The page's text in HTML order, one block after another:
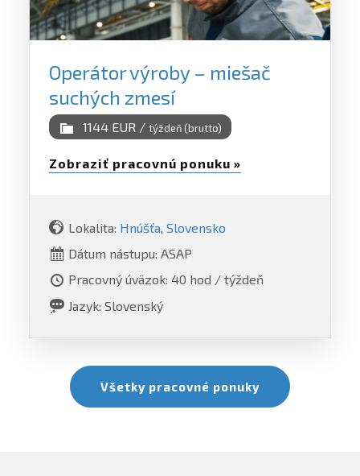
Operátor výroby – miešač
suchých zmesí
1144 EUR / týždeň (brutto)
Zobraziť pracovnú ponuku »
Lokalita: Hnúšťa, Slovensko
Dátum nástupu: ASAP
Pracovný úväzok: 40 hod / týždeň
Jazyk: Slovenský
Všetky pracovné ponuky